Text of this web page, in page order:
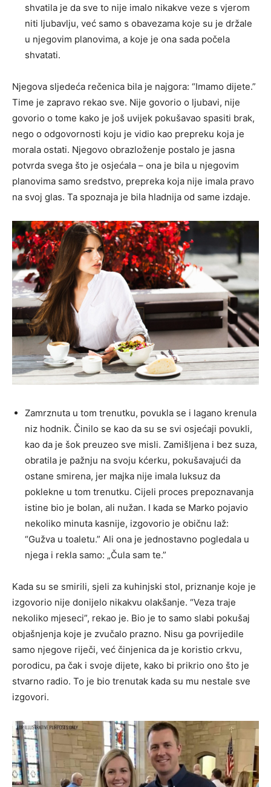
shvatila je da sve to nije imalo nikakve veze s vjerom
niti ljubavlju, već samo s obavezama koje su je držale
u njegovim planovima, a koje je ona sada počela
shvatati.
Njegova sljedeća rečenica bila je najgora: “Imamo dijete.”
Time je zapravo rekao sve. Nije govorio o ljubavi, nije
govorio o tome kako je još uvijek pokušavao spasiti brak,
nego o odgovornosti koju je vidio kao prepreku koja je
morala ostati. Njegovo obrazloženje postalo je jasna
potvrda svega što je osjećala – ona je bila u njegovim
planovima samo sredstvo, prepreka koja nije imala pravo
na svoj glas. Ta spoznaja je bila hladnija od same izdaje.
Zamrznuta u tom trenutku, povukla se i lagano krenula
niz hodnik. Činilo se kao da su se svi osjećaji povukli,
kao da je šok preuzeo sve misli. Zamišljena i bez suza,
obratila je pažnju na svoju kćerku, pokušavajući da
ostane smirena, jer majka nije imala luksuz da
poklekne u tom trenutku. Cijeli proces prepoznavanja
istine bio je bolan, ali nužan. I kada se Marko pojavio
nekoliko minuta kasnije, izgovorio je običnu laž:
“Gužva u toaletu.” Ali ona je jednostavno pogledala u
njega i rekla samo: „Čula sam te.”
Kada su se smirili, sjeli za kuhinjski stol, priznanje koje je
izgovorio nije donijelo nikakvu olakšanje. “Veza traje
nekoliko mjeseci”, rekao je. Bio je to samo slabi pokušaj
objašnjenja koje je zvučalo prazno. Nisu ga povrijedile
samo njegove riječi, već činjenica da je koristio crkvu,
porodicu, pa čak i svoje dijete, kako bi prikrio ono što je
stvarno radio. To je bio trenutak kada su mu nestale sve
izgovori.